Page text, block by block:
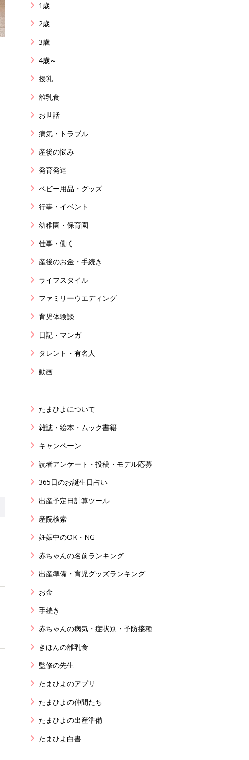
1歳
2歳
3歳
4歳～
授乳
離乳食
お世話
病気・トラブル
産後の悩み
発育発達
ベビー用品・グッズ
行事・イベント
幼稚園・保育園
仕事・働く
産後のお金・手続き
ライフスタイル
ファミリーウエディング
育児体験談
日記・マンガ
タレント・有名人
動画
たまひよについて
雑誌・絵本・ムック書籍
キャンペーン
読者アンケート・投稿・モデル応募
365日のお誕生日占い
出産予定日計算ツール
産院検索
妊娠中のOK・NG
赤ちゃんの名前ランキング
出産準備・育児グッズランキング
お金
手続き
赤ちゃんの病気・症状別・予防接種
きほんの離乳食
監修の先生
たまひよのアプリ
たまひよの仲間たち
たまひよの出産準備
たまひよ白書